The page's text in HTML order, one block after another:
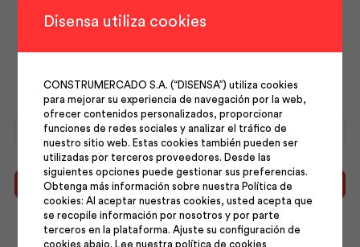
Andec
Estribo
|
Andec
cantidad
Añadir al carrito
Andec
Estribo
mm
25x25
cm
|
Andec
cantidad
Añadir al carrito
Disensa utiliza cookies
CONSTRUMERCADO S.A. (“DISENSA”) utiliza cookies
para mejorar su experiencia de navegación por la web,
ofrecer contenidos personalizados, proporcionar
funciones de redes sociales y analizar el tráfico de
nuestro sitio web. Estas cookies también pueden ser
utilizadas por terceros proveedores. Desde las
siguientes opciones puede gestionar sus preferencias.
Obtenga más información sobre nuestra Política de
cookies: Al aceptar nuestras cookies, usted acepta que
se recopile información por nosotros y por parte
terceros en la plataforma. Ajuste su configuración de
cookies abajo.
Lee nuestra política de cookies